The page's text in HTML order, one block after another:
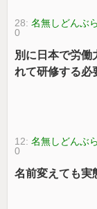
28:名無しどんぶ
0
別に日本で労働
れて研修する必
12:名無しどんぶ
0
名前変えても実